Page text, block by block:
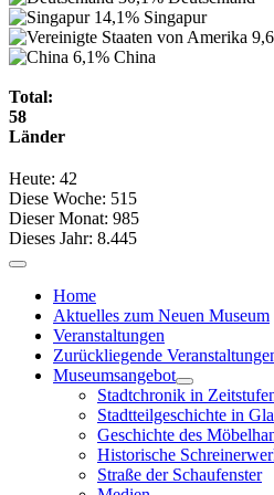
14,1% Singapur
6,1% China
Total:
58
Länder
Heute: 42
Diese Woche: 515
Dieser Monat: 985
Dieses Jahr: 8.445
Home
Aktuelles zum Neuen Museum
Veranstaltungen
Zurückliegende
Museumsangebot
Stadtchronik in
Stadtteilgeschichte in
Geschichte des
Historische
Straße der Schaufenster